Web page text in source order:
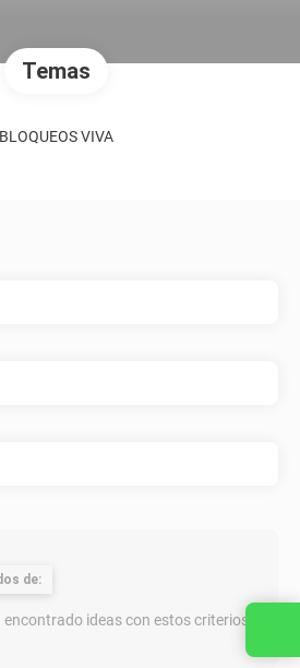
Temas
BLOQUEOS VIVA
de:
encontrado ideas con estos criterios